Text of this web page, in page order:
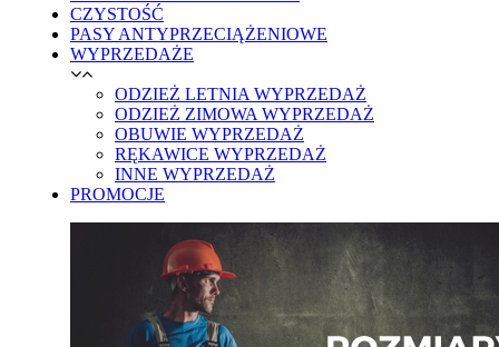
CZYSTOŚĆ
PASY ANTYPRZECIĄŻENIOWE
WYPRZEDAŻE
ODZIEŻ LETNIA WYPRZEDAŻ
ODZIEŻ ZIMOWA WYPRZEDAŻ
OBUWIE WYPRZEDAŻ
RĘKAWICE WYPRZEDAŻ
INNE WYPRZEDAŻ
PROMOCJE